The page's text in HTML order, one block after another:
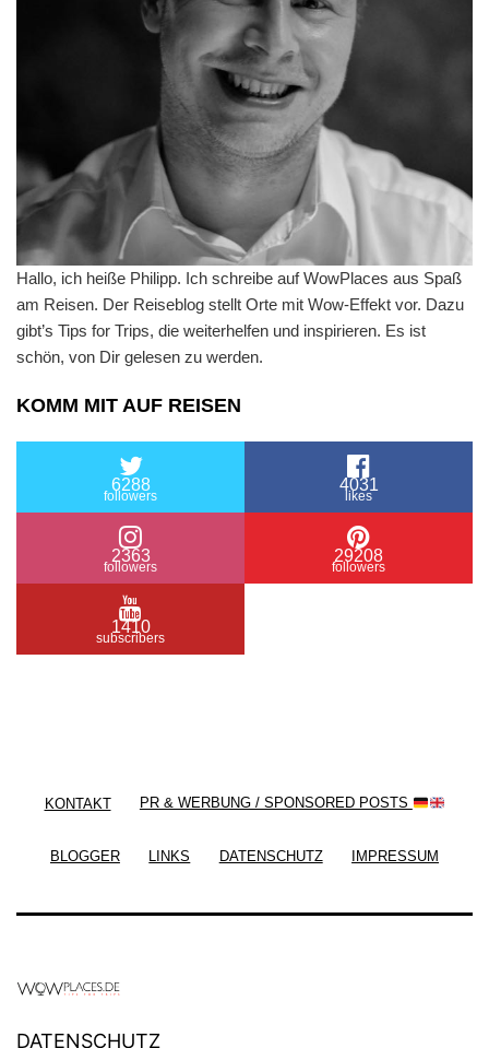
Hallo, ich heiße Philipp. Ich schreibe auf WowPlaces aus Spaß
am Reisen. Der Reiseblog stellt Orte mit Wow-Effekt vor. Dazu
gibt’s Tips for Trips, die weiterhelfen und inspirieren. Es ist
schön, von Dir gelesen zu werden.
KOMM MIT AUF REISEN
6288
followers
4031
likes
2363
followers
29208
followers
1410
subscribers
KONTAKT PR & WERBUNG / SPONSORED POSTS
BLOGGER LINKS DATENSCHUTZ IMPRESSUM
DATENSCHUTZ